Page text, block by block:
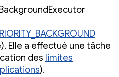
Elle a effectué une tâche
des limites
).